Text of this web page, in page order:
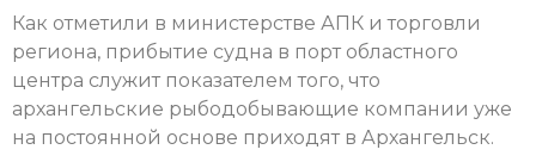
Как отметили в министерстве АПК и торговли
региона, прибытие судна в порт областного
центра служит показателем того, что
архангельские рыбодобывающие компании уже
на постоянной основе приходят в Архангельск.